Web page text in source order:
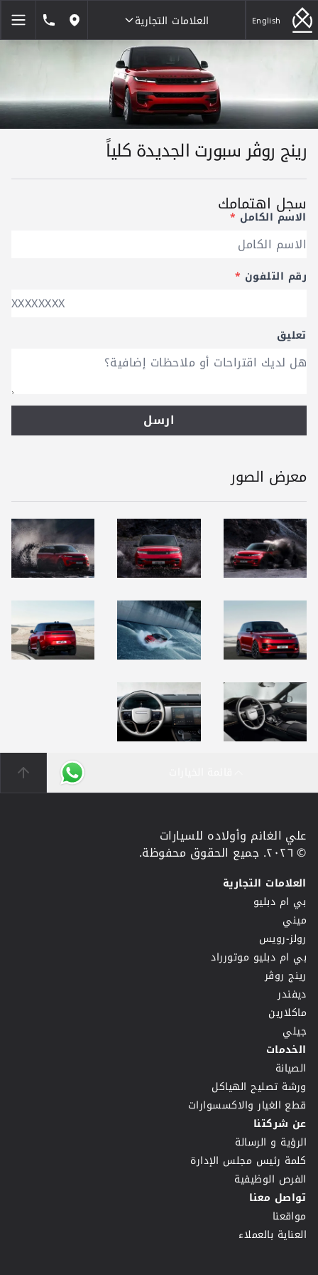
English
العلامات التجارية
العلامات التجارية
مواقعنا
رينج روڤر سبورت الجديدة كلياً
سجل اهتمامك
الاسم الكامل *
رقم التلفون *
تعليق
ارسل
معرض الصور
علي الغانم وأولاده للسيارات
© ٢٠٢٦. جميع الحقوق محفوظة.
العلامات التجارية
بي ام دبليو
ميني
رولز-رويس
بي ام دبليو موتورراد
رينج روڤر
ديفندر
ماكلارين
جيلي
الخدمات
الصيانة
ورشة تصليح الهياكل
قطع الغيار والاكسسوارات
عن شركتنا
الرؤية و الرسالة
كلمة رئيس مجلس الإدارة
الفرص الوظيفية
تواصل معنا
مواقعنا
العناية بالعملاء